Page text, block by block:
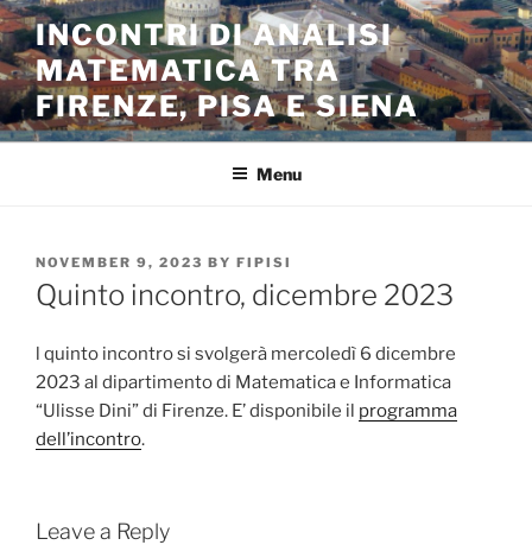
Skip
to
content
INCONTRI DI ANALISI
MATEMATICA TRA
FIRENZE, PISA E SIENA
Menu
POSTED
ON
NOVEMBER 9, 2023 BY FIPISI
Quinto incontro, dicembre 2023
l quinto incontro si svolgerà mercoledì 6 dicembre
2023 al dipartimento di Matematica e Informatica
“Ulisse Dini” di Firenze. E’ disponibile il programma
dell’incontro.
Leave a Reply